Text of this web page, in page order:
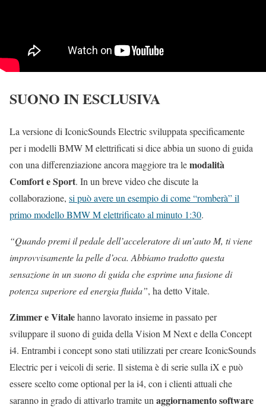
SUONO IN ESCLUSIVA
La versione di IconicSounds Electric sviluppata specificamente
per i modelli BMW M elettrificati si dice abbia un suono di guida
con una differenziazione ancora maggiore tra lemodalità
Comfort e Sport. In un breve video che discute la
collaborazione, si può avere un esempio di come “romberà” il
primo modello BMW M elettrificato al minuto 1:30.
“Quando premi il pedale dell’acceleratore di un’auto M, ti viene
improvvisamente la pelle d’oca. Abbiamo tradotto questa
sensazione in un suono di guida che esprime una fusione di
potenza superiore ed energia fluida”, ha detto Vitale.
Zimmer e Vitalehanno lavorato insieme in passato per
sviluppare il suono di guida della Vision M Next e della Concept
i4. Entrambi i concept sono stati utilizzati per creare IconicSounds
Electric per i veicoli di serie. Il sistema è di serie sulla iX e può
essere scelto come optional per la i4, con i clienti attuali che
saranno in grado di attivarlo tramite un aggiornamento software